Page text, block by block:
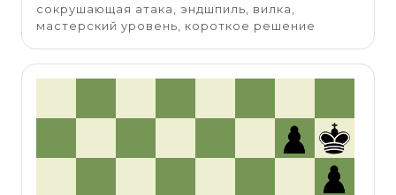
сокрушающая атака, эндшпиль, вилка,
мастерский уровень, короткое решение